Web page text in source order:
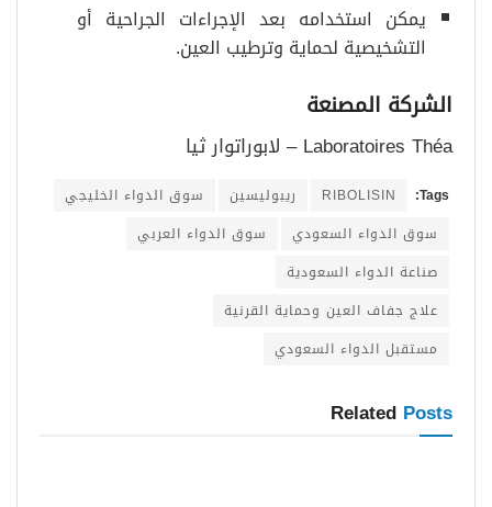
يمكن استخدامه بعد الإجراءات الجراحية أو
التشخيصية لحماية وترطيب العين.
الشركة المصنعة
Laboratoires Théa – لابوراتوار ثيا
Tags:
RIBOLISIN ريبوليسين
سوق الدواء الخليجي
سوق الدواء السعودي
سوق الدواء العربي
صناعة الدواء السعودية
علاج جفاف العين وحماية القرنية
مستقبل الدواء السعودي
Related Posts